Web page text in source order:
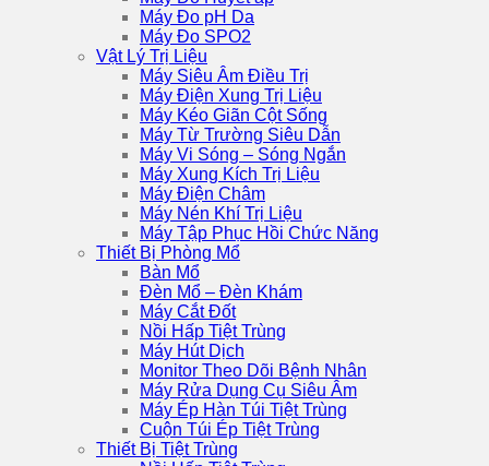
Máy Đo pH Da
Máy Đo SPO2
Vật Lý Trị Liệu
Máy Siêu Âm Điều Trị
Máy Điện Xung Trị Liệu
Máy Kéo Giãn Cột Sống
Máy Từ Trường Siêu Dẫn
Máy Vi Sóng – Sóng Ngắn
Máy Xung Kích Trị Liệu
Máy Điện Châm
Máy Nén Khí Trị Liệu
Máy Tập Phục Hồi Chức Năng
Thiết Bị Phòng Mổ
Bàn Mổ
Đèn Mổ – Đèn Khám
Máy Cắt Đốt
Nồi Hấp Tiệt Trùng
Máy Hút Dịch
Monitor Theo Dõi Bệnh Nhân
Máy Rửa Dụng Cụ Siêu Âm
Máy Ép Hàn Túi Tiệt Trùng
Cuộn Túi Ép Tiệt Trùng
Thiết Bị Tiệt Trùng